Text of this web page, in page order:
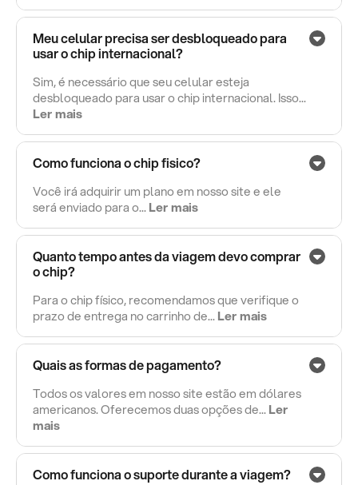
Meu celular precisa ser desbloqueado para
usar o chip internacional?
Sim, é necessário que seu celular esteja
desbloqueado para usar o chip internacional. Isso...
Ler mais
Como funciona o chip fisico?
Você irá adquirir um plano em nosso site e ele
será enviado para o...Ler mais
Quanto tempo antes da viagem devo comprar
o chip?
Para o chip físico, recomendamos que verifique o
prazo de entrega no carrinho de...Ler mais
Quais as formas de pagamento?
Todos os valores em nosso site estão em dólares
americanos. Oferecemos duas opções de...Ler
mais
Como funciona o suporte durante a viagem?